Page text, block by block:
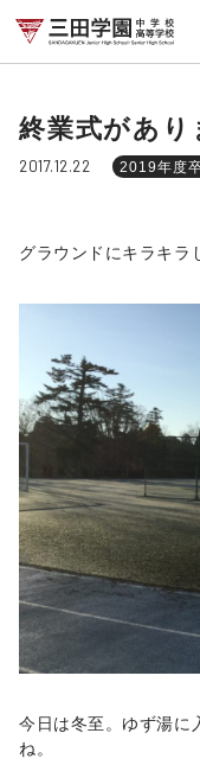
終業式があり
2017.12.22 2019年度
グラウンドにキラキラ
今日は冬至。ゆず湯に
ね。